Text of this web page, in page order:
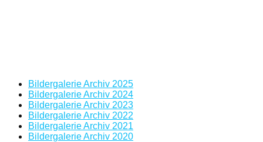
Bildergalerie Archiv 2025
Bildergalerie Archiv 2024
Bildergalerie Archiv 2023
Bildergalerie Archiv 2022
Bildergalerie Archiv 2021
Bildergalerie Archiv 2020